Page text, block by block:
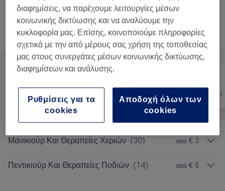
Δεν ήταν αυτό που έψαχνες;
Αναζήτηση υπηρεσιών
Αποτρίχωση
Μανικιούρ Και Θεραπείες Χεριών (30) από € 3
Πεντικιούρ Και Θεραπείες Ποδιών (14) από € 5
διαφημίσεις, να παρέχουμε λειτουργίες μέσων
κοινωνικής δικτύωσης και να αναλύουμε την
κυκλοφορία μας. Επίσης, κοινοποιούμε πληροφορίες
σχετικά με την από μέρους σας χρήση της τοποθεσίας
μας στους συνεργάτες μέσων κοινωνικής δικτύωσης,
διαφημίσεων και ανάλυσης.
Αποδοχή όλων των
cookies
Ρυθμίσεις για τα
cookies